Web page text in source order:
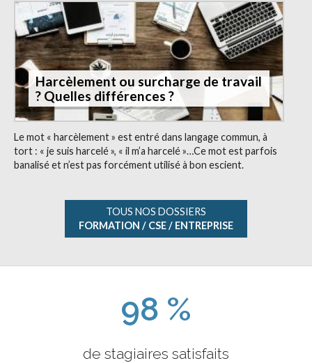
Harcèlement ou surcharge de travail
? Quelles différences ?
Le mot « harcèlement » est entré dans langage commun, à
tort : « je suis harcelé », « il m’a harcelé »…Ce mot est parfois
banalisé et n’est pas forcément utilisé à bon escient.
TOUS NOS DOSSIERS
FORMATION / CSE / ENTREPRISE
98 %
de stagiaires satisfaits